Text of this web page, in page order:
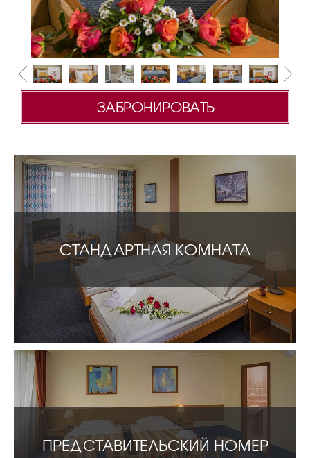
ЗАБРОНИРОВАТЬ
СТАНДАРТНАЯ КОМНАТА
ПРЕДСТАВИТЕЛЬСКИЙ НОМЕР